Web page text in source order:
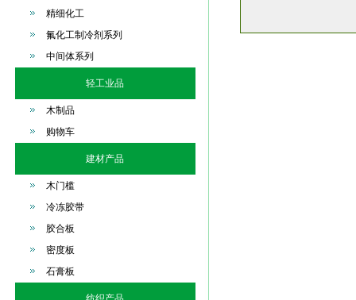
精细化工
氟化工制冷剂系列
中间体系列
轻工业品
木制品
购物车
建材产品
木门槛
冷冻胶带
胶合板
密度板
石膏板